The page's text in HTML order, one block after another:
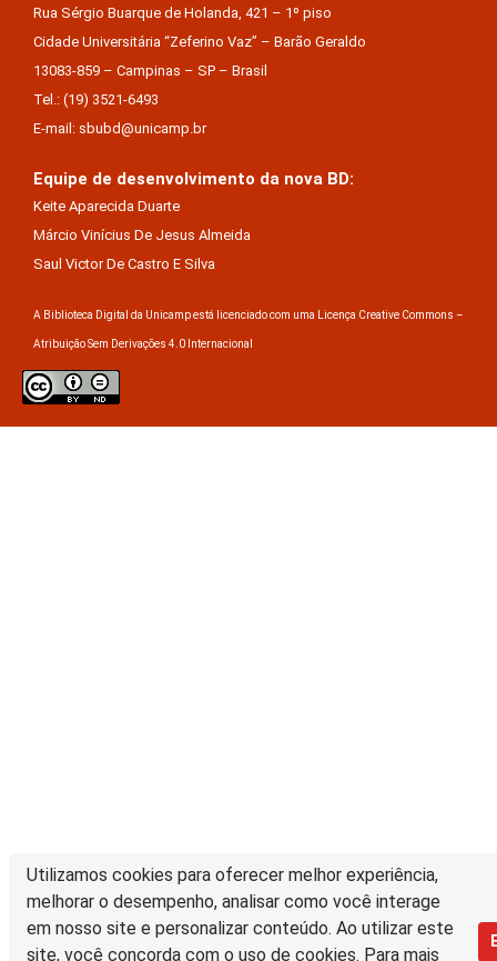
Utilizamos cookies para oferecer melhor experiência,
melhorar o desempenho, analisar como você interage
em nosso site e personalizar conteúdo. Ao utilizar este
site, você concorda com o uso de cookies. Para mais
Rua Sérgio Buarque de Holanda, 421 – 1º piso
Cidade Universitária “Zeferino Vaz” – Barão Geraldo
13083-859 – Campinas – SP – Brasil
Tel.: (19) 3521-6493
E-mail: sbubd@unicamp.br
Equipe de desenvolvimento da nova BD:
Keite Aparecida Duarte
Márcio Vinícius De Jesus Almeida
Saul Victor De Castro E Silva
A Biblioteca Digital da Unicamp está licenciado com uma Licença Creative Commons –
Atribuição Sem Derivações 4.0 Internacional